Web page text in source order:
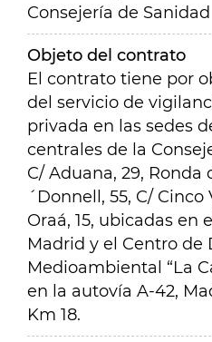
Consejería de Sanidad
Objeto del contrato
El contrato tiene por
del servicio de
privada en las sedes
centrales de la
C/ Aduana, 29, Ronda
´Donnell, 55, C/ Cinco
Oraá, 15, ubicadas en
Madrid y el Centro de
Medioambiental “La
en la autovía A-42,
Km 18.